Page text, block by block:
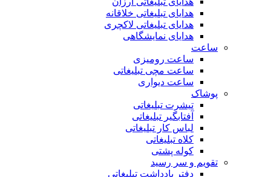
هدایای تبلیغاتی خلاقانه
هدایای تبلیغاتی لاکچری
هدایای نمایشگاهی
ساعت
ساعت رومیزی
ساعت مچی تبلیغاتی
ساعت دیواری
پوشاک
تیشرت تبلیغاتی
آفتابگیر تبلیغاتی
لباس کار تبلیغاتی
کلاه تبلیغاتی
کوله پشتی
تقویم و سر رسید
دفتر یادداشت تبلیغاتی